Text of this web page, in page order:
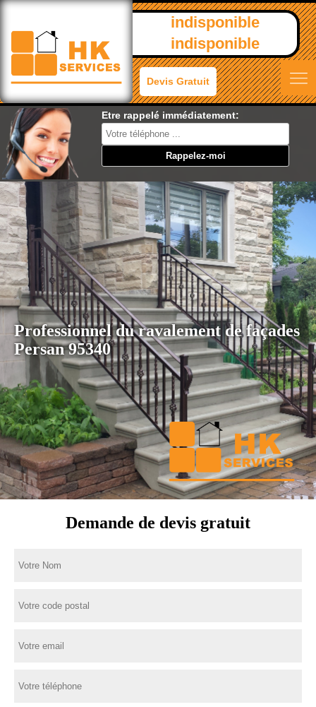
indisponible
indisponible
Devis Gratuit
Etre rappelé immédiatement:
Professionnel du ravalement de façades
Persan 95340
Demande de devis gratuit